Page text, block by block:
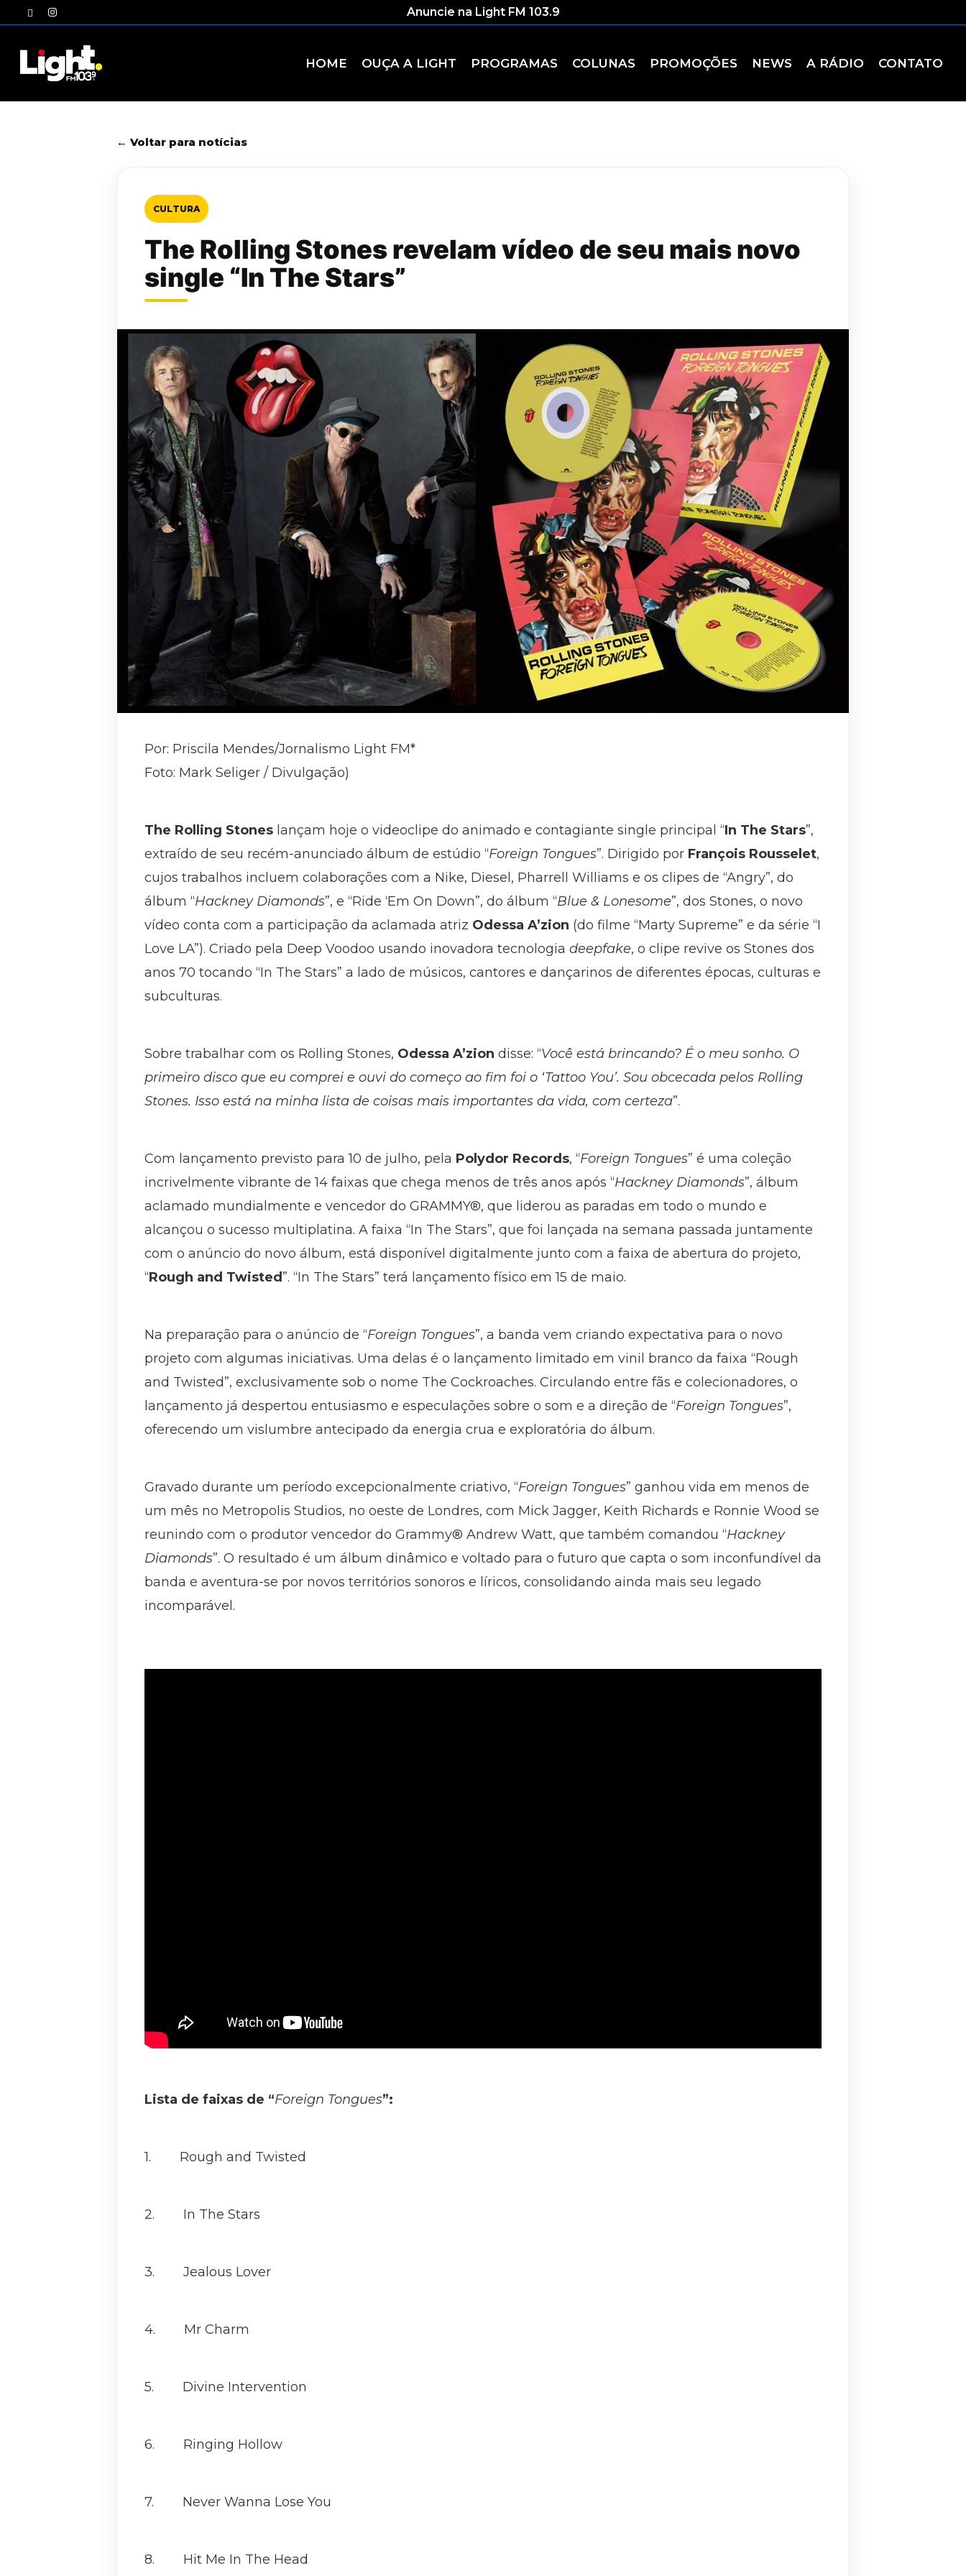
to
twitterinstagram Anuncie na Light FM 103.9
HOME OUÇA A LIGHT PROGRAMAS COLUNAS PROMOÇÕES NEWS A RÁDIO CONTATO
← Voltar para notícias
CULTURA
The Rolling Stones revelam vídeo de seu mais novo
single “In The Stars”
Por: Priscila Mendes/Jornalismo Light FM*
Foto: Mark Seliger / Divulgação)
The Rolling Stones lançam hoje o videoclipe do animado e contagiante single principal “In The Stars”,
extraído de seu recém-anunciado álbum de estúdio “Foreign Tongues”. Dirigido por François Rousselet,
cujos trabalhos incluem colaborações com a Nike, Diesel, Pharrell Williams e os clipes de “Angry”, do
álbum “Hackney Diamonds”, e “Ride ‘Em On Down”, do álbum “Blue & Lonesome”, dos Stones, o novo
vídeo conta com a participação da aclamada atriz Odessa A’zion (do filme “Marty Supreme” e da série “I
Love LA”). Criado pela Deep Voodoo usando inovadora tecnologia deepfake, o clipe revive os Stones dos
anos 70 tocando “In The Stars” a lado de músicos, cantores e dançarinos de diferentes épocas, culturas e
subculturas.
Sobre trabalhar com os Rolling Stones, Odessa A’zion disse: “Você está brincando? É o meu sonho. O
primeiro disco que eu comprei e ouvi do começo ao fim foi o ‘Tattoo You’. Sou obcecada pelos Rolling
Stones. Isso está na minha lista de coisas mais importantes da vida, com certeza”.
Com lançamento previsto para 10 de julho, pela Polydor Records, “Foreign Tongues” é uma coleção
incrivelmente vibrante de 14 faixas que chega menos de três anos após “Hackney Diamonds”, álbum
aclamado mundialmente e vencedor do GRAMMY®, que liderou as paradas em todo o mundo e
alcançou o sucesso multiplatina. A faixa “In The Stars”, que foi lançada na semana passada juntamente
com o anúncio do novo álbum, está disponível digitalmente junto com a faixa de abertura do projeto,
“Rough and Twisted”. “In The Stars” terá lançamento físico em 15 de maio.
Na preparação para o anúncio de “Foreign Tongues”, a banda vem criando expectativa para o novo
projeto com algumas iniciativas. Uma delas é o lançamento limitado em vinil branco da faixa “Rough
and Twisted”, exclusivamente sob o nome The Cockroaches. Circulando entre fãs e colecionadores, o
lançamento já despertou entusiasmo e especulações sobre o som e a direção de “Foreign Tongues”,
oferecendo um vislumbre antecipado da energia crua e exploratória do álbum.
Gravado durante um período excepcionalmente criativo, “Foreign Tongues” ganhou vida em menos de
um mês no Metropolis Studios, no oeste de Londres, com Mick Jagger, Keith Richards e Ronnie Wood se
reunindo com o produtor vencedor do Grammy® Andrew Watt, que também comandou “Hackney
Diamonds”. O resultado é um álbum dinâmico e voltado para o futuro que capta o som inconfundível da
banda e aventura-se por novos territórios sonoros e líricos, consolidando ainda mais seu legado
incomparável.
Lista de faixas de “Foreign Tongues”:
1. Rough and Twisted
2. In The Stars
3. Jealous Lover
4. Mr Charm
5. Divine Intervention
6. Ringing Hollow
7. Never Wanna Lose You
8. Hit Me In The Head